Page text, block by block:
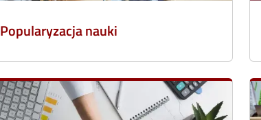
Popularyzacja nauki